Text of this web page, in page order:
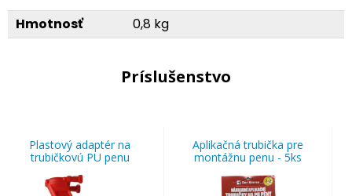
Hmotnosť 0,8 kg
Príslušenstvo
Plastový adaptér na
trubičkovú PU penu
Aplikačná trubička pre
montážnu penu - 5ks